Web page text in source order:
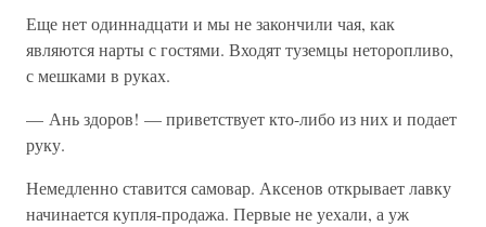
Еще нет одиннадцати и мы не закончили чая, как
являются нарты с гостями. Входят туземцы неторопливо,
с мешками в руках.
— Ань здоров! — приветствует кто-либо из них и подает
руку.
Немедленно ставится самовар. Аксенов открывает лавку
начинается купля-продажа. Первые не уехали, а уж